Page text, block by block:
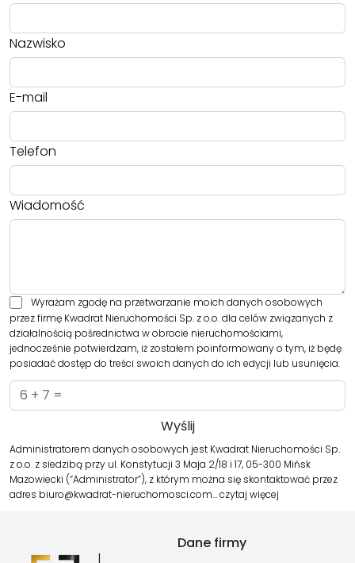
Nazwisko
E-mail
Telefon
Wiadomość
Wyrażam zgodę na przetwarzanie moich danych osobowych
przez firmę Kwadrat Nieruchomości Sp. z o.o. dla celów związanych z
działalnością pośrednictwa w obrocie nieruchomościami,
jednocześnie potwierdzam, iż zostałem poinformowany o tym, iż będę
posiadać dostęp do treści swoich danych do ich edycji lub usunięcia.
Administratorem danych osobowych jest Kwadrat Nieruchomości Sp.
z o.o. z siedzibą przy ul. Konstytucji 3 Maja 2/18 i 17, 05-300 Mińsk
Mazowiecki (“Administrator”), z którym można się skontaktować przez
adres biuro@kwadrat-nieruchomosci.com…czytaj więcej
Dane firmy